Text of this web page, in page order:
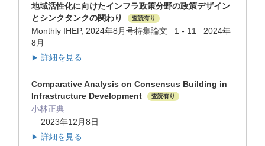
地域活性化に向けたインフラ政策分野の政策デザイン
とシンクタンクの関わり
査読有り
Monthly IHEP, 2024年8月号特集論文 1 - 11 2024年
8月
▶ 詳細を見る
Comparative Analysis on Consensus Building in
Infrastructure Development
査読有り
小林正典
2023年12月8日
▶ 詳細を見る